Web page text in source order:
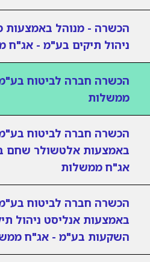
הכשרה - מנוהל באמצעות
ניהול תיקים בע"מ - אג"ח
הכשרה חברה לביטוח
ממשלות
הכשרה חברה לביטוח
באמצעות אלטשולר שחם
אג"ח ממשלות
הכשרה חברה לביטוח
באמצעות אנליסט ניהול
השקעות בע"מ - אג"ח